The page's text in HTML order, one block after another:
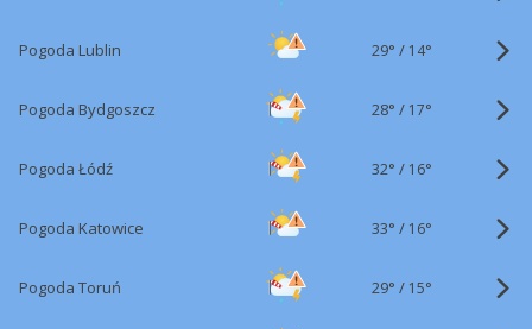
Pogoda Lublin 29° / 14°
Pogoda Bydgoszcz 28° / 17°
Pogoda Łódź 32° / 16°
Pogoda Katowice 33° / 16°
Pogoda Toruń 29° / 15°